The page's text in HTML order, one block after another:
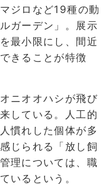
ジロなど19種の動
ガーデン」。展示
最小限にし、間近
きることが特徴
ニオオハシが飛び
している。人工的
慣れした個体が多
じられる「放し飼
理については、職
いるという。